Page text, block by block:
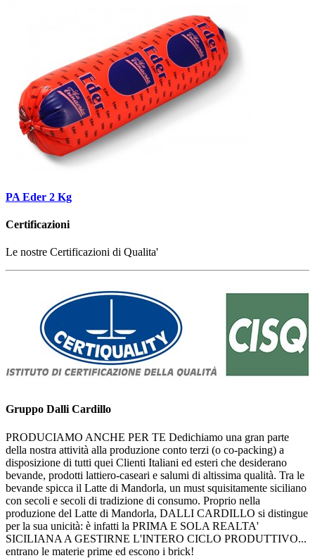
PA Eder 2 Kg
Certificazioni
Le nostre Certificazioni di Qualita'
Gruppo Dalli Cardillo
PRODUCIAMO ANCHE PER TE Dedichiamo una gran parte
della nostra attività alla produzione conto terzi (o co-packing) a
disposizione di tutti quei Clienti Italiani ed esteri che desiderano
bevande, prodotti lattiero-caseari e salumi di altissima qualità. Tra le
bevande spicca il Latte di Mandorla, un must squisitamente siciliano
con secoli e secoli di tradizione di consumo. Proprio nella
produzione del Latte di Mandorla, DALLI CARDILLO si distingue
per la sua unicità: è infatti la PRIMA E SOLA REALTA'
SICILIANA A GESTIRNE L'INTERO CICLO PRODUTTIVO...
entrano le materie prime ed escono i brick!